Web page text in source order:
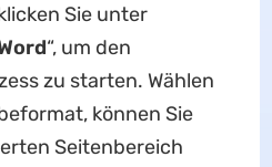
Sie unter
“, um den
zu starten. Wählen
können Sie
Seitenbereich